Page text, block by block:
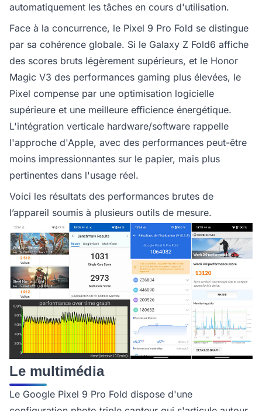
automatiquement les tâches en cours d'utilisation.
Face à la concurrence, le Pixel 9 Pro Fold se distingue
par sa cohérence globale. Si le Galaxy Z Fold6 affiche
des scores bruts légèrement supérieurs, et le Honor
Magic V3 des performances gaming plus élevées, le
Pixel compense par une optimisation logicielle
supérieure et une meilleure efficience énergétique.
L'intégration verticale hardware/software rappelle
l'approche d'Apple, avec des performances peut-être
moins impressionnantes sur le papier, mais plus
pertinentes dans l'usage réel.
Voici les résultats des performances brutes de
l’appareil soumis à plusieurs outils de mesure.
Le multimédia
Le Google Pixel 9 Pro Fold dispose d'une